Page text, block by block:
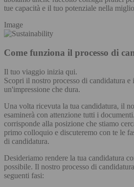
tue capacità e il tuo potenziale nella
Image
Come funziona il processo di
Il tuo viaggio inizia qui.
Scopri il nostro processo di candidatura e
un'impressione che dura.
Una volta ricevuta la tua candidatura, il
esaminerà con attenzione tutti i
corrisponde alla posizione che stiamo
primo colloquio e discuteremo con te le
di candidatura.
Desideriamo rendere la tua candidatura
possibile. Il nostro processo di
seguenti fasi: